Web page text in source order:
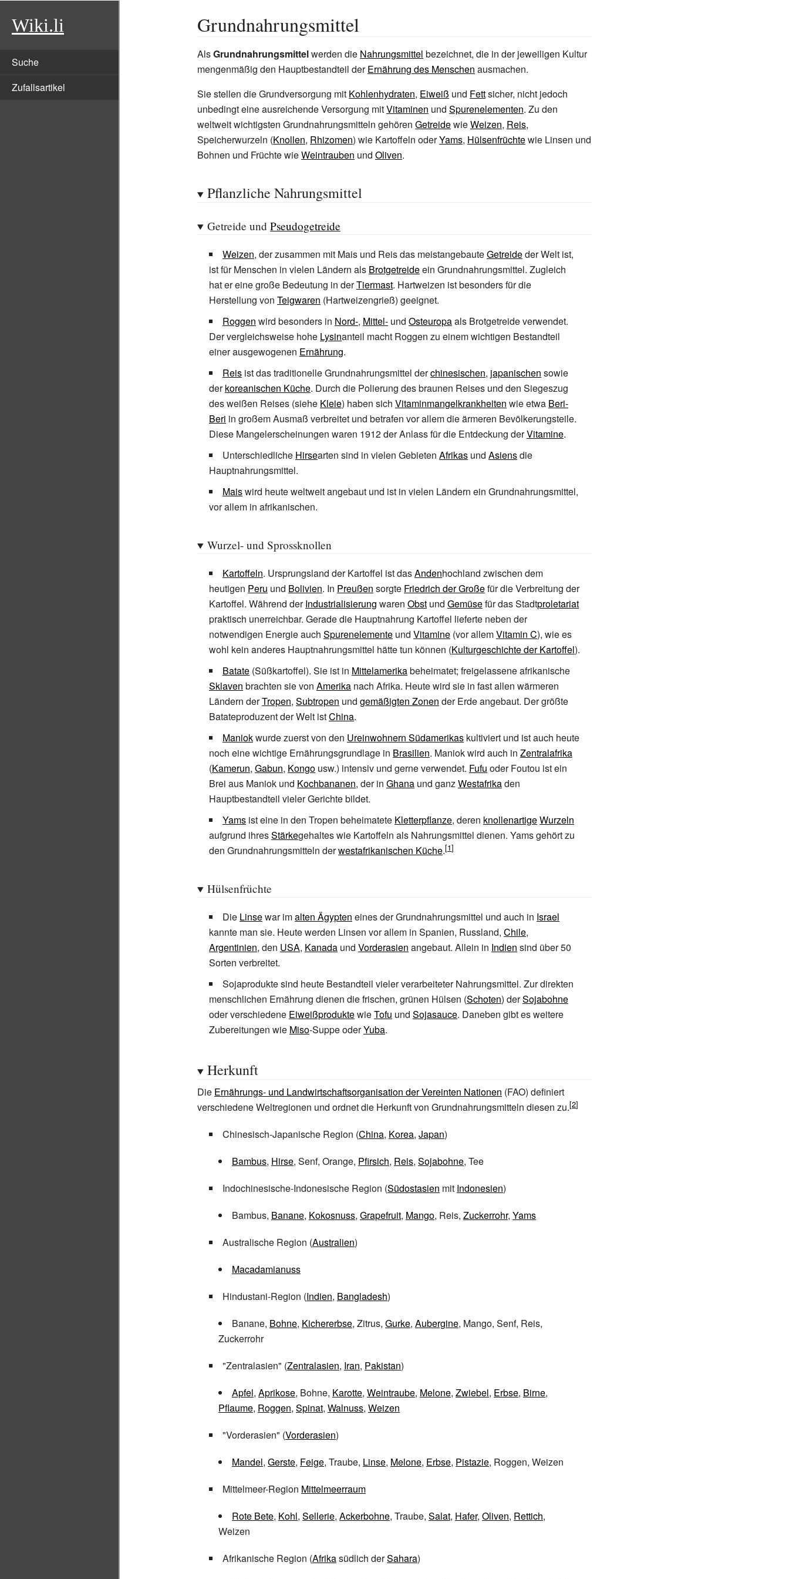
Wiki.li
Suche
Zufallsartikel
Grundnahrungsmittel
AlsGrundnahrungsmittelwerden die Nahrungsmittel bezeichnet, die in der jeweiligen Kultur
mengenmäßig den Hauptbestandteil derErnährung des Menschen ausmachen.
Sie stellen die Grundversorgung mit Kohlenhydraten, Eiweiß und Fettsicher, nicht jedoch
unbedingt eine ausreichende Versorgung mitVitaminen und Spurenelementen. Zu den
weltweit wichtigsten Grundnahrungsmitteln gehören GetreidewieWeizen, Reis,
Speicherwurzeln (Knollen, Rhizomen) wie Kartoffeln oderYams, Hülsenfrüchtewie Linsen und
Bohnen und Früchte wieWeintrauben und Oliven.
Pflanzliche Nahrungsmittel
Getreide und Pseudogetreide
Weizen, der zusammen mit Mais und Reis das meistangebauteGetreideder Welt ist,
ist für Menschen in vielen Ländern als Brotgetreideein Grundnahrungsmittel. Zugleich
hat er eine große Bedeutung in derTiermast. Hartweizen ist besonders für die
Herstellung von Teigwaren (Hartweizengrieß) geeignet.
Roggen wird besonders in Nord-, Mittel- und Osteuropaals Brotgetreide verwendet.
Der vergleichsweise hohe Lysinanteil macht Roggen zu einem wichtigen Bestandteil
einer ausgewogenen Ernährung.
Reis ist das traditionelle Grundnahrungsmittel derchinesischen, japanischen sowie
derkoreanischen Küche. Durch die Polierung des braunen Reises und den Siegeszug
des weißen Reises (siehe Kleie) haben sich Vitaminmangelkrankheiten wie etwa Beri-
Beri in großem Ausmaß verbreitet und betrafen vor allem die ärmeren Bevölkerungsteile.
Diese Mangelerscheinungen waren 1912 der Anlass für die Entdeckung derVitamine.
Unterschiedliche Hirsearten sind in vielen Gebieten Afrikas und Asiensdie
Hauptnahrungsmittel.
Maiswird heute weltweit angebaut und ist in vielen Ländern ein Grundnahrungsmittel,
vor allem in afrikanischen.
Wurzel- und Sprossknollen
Kartoffeln. Ursprungsland der Kartoffel ist dasAndenhochland zwischen dem
heutigen Peru und Bolivien. In Preußen sorgte Friedrich der Großefür die Verbreitung der
Kartoffel. Während derIndustrialisierung waren Obst und Gemüsefür das Stadtproletariat
praktisch unerreichbar. Gerade die Hauptnahrung Kartoffel lieferte neben der
notwendigen Energie auch Spurenelemente und Vitamine (vor allemVitamin C), wie es
wohl kein anderes Hauptnahrungsmittel hätte tun können (Kulturgeschichte der Kartoffel).
Batate (Süßkartoffel). Sie ist in Mittelamerikabeheimatet; freigelassene afrikanische
Sklaven brachten sie von Amerika nach Afrika. Heute wird sie in fast allen wärmeren
Ländern derTropen, Subtropen und gemäßigten Zonen der Erde angebaut. Der größte
Batateproduzent der Welt istChina.
Maniokwurde zuerst von den Ureinwohnern Südamerikas kultiviert und ist auch heute
noch eine wichtige Ernährungsgrundlage in Brasilien. Maniok wird auch in Zentralafrika
(Kamerun, Gabun, Kongo usw.) intensiv und gerne verwendet. Fufu oder Foutou ist ein
Brei aus Maniok und Kochbananen, der in Ghana und ganzWestafrikaden
Hauptbestandteil vieler Gerichte bildet.
Yams ist eine in den Tropen beheimatete Kletterpflanze, deren knollenartigeWurzeln
aufgrund ihresStärkegehaltes wie Kartoffeln als Nahrungsmittel dienen. Yams gehört zu
den Grundnahrungsmitteln derwestafrikanischen Küche.
Hülsenfrüchte
Die Linsewar imalten Ägypten eines der Grundnahrungsmittel und auch in Israel
kannte man sie. Heute werden Linsen vor allem in Spanien, Russland, Chile,
Argentinien, den USA, Kanada und Vorderasien angebaut. Allein in Indien sind über 50
Sorten verbreitet.
Sojaprodukte sind heute Bestandteil vieler verarbeiteter Nahrungsmittel. Zur direkten
menschlichen Ernährung dienen die frischen, grünen Hülsen (Schoten) derSojabohne
oder verschiedene EiweißproduktewieTofu und Sojasauce. Daneben gibt es weitere
Zubereitungen wie Miso-Suppe oderYuba.
Herkunft
Die Ernährungs- und Landwirtschaftsorganisation der Vereinten Nationen (FAO) definiert
verschiedene Weltregionen und ordnet die Herkunft von Grundnahrungsmitteln diesen zu.
Chinesisch-Japanische Region (China, Korea, Japan)
Bambus, Hirse, Senf, Orange, Pfirsich, Reis, Sojabohne, Tee
Indochinesische-Indonesische Region (Südostasien mit Indonesien)
Bambus, Banane, Kokosnuss, Grapefruit, Mango, Reis, Zuckerrohr, Yams
Australische Region (Australien)
Macadamianuss
Hindustani-Region (Indien, Bangladesh)
Banane, Bohne, Kichererbse, Zitrus, Gurke, Aubergine, Mango, Senf, Reis,
Zuckerrohr
"Zentralasien" (Zentralasien, Iran, Pakistan)
Apfel, Aprikose, Bohne, Karotte, Weintraube, Melone, Zwiebel, Erbse, Birne,
Pflaume, Roggen, Spinat, Walnuss, Weizen
"Vorderasien" (Vorderasien)
Mandel, Gerste, Feige, Traube, Linse, Melone, Erbse, Pistazie, Roggen, Weizen
Mittelmeer-Region Mittelmeerraum
Rote Bete, Kohl, Sellerie, Ackerbohne, Traube, Salat, Hafer, Oliven, Rettich,
Weizen
Afrikanische Region (Afrikasüdlich derSahara)